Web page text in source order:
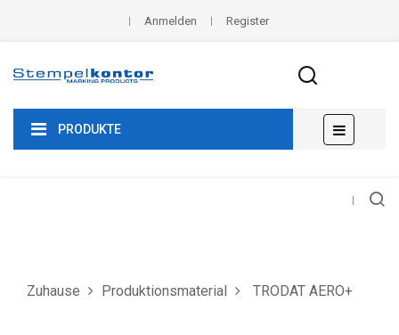
Anmelden Register
PRODUKTE
der
☰
Zuhause Produktionsmaterial TRODAT AERO+